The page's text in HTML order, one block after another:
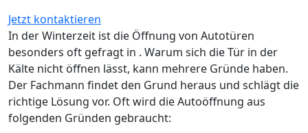
Jetzt kontaktieren
In der Winterzeit ist die Öffnung von Autotüren
besonders oft gefragt in . Warum sich die Tür in der
Kälte nicht öffnen lässt, kann mehrere Gründe haben.
Der Fachmann findet den Grund heraus und schlägt die
richtige Lösung vor. Oft wird die Autoöffnung aus
folgenden Gründen gebraucht: